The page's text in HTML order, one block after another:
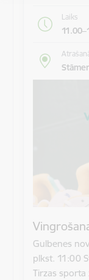
Laiks
Gulbenes
plkst. 11:00
Tirzas